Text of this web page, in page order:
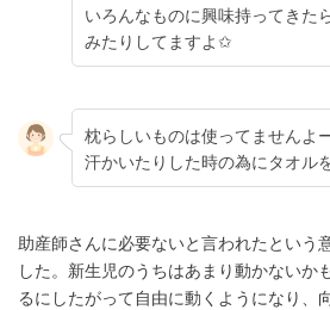
いろんなものに興味持ってきた
みたりしてますよ✩
枕らしいものは使ってませんよー
汗かいたりした時の為にタオル
助産師さんに必要ないと言われたという
した。新生児のうちはあまり動かないか
るにしたがって自由に動くようになり、